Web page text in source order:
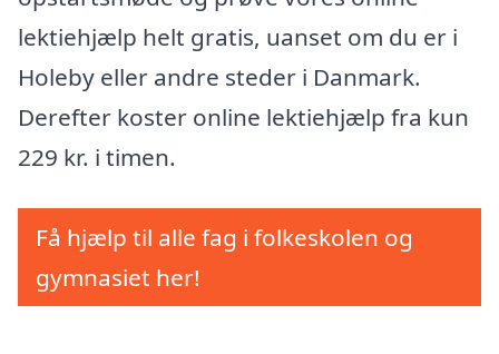
lektiehjælp helt gratis, uanset om du er i
Holeby eller andre steder i Danmark.
Derefter koster online lektiehjælp fra kun
229 kr. i timen.
Få hjælp til alle fag i folkeskolen og
gymnasiet her!